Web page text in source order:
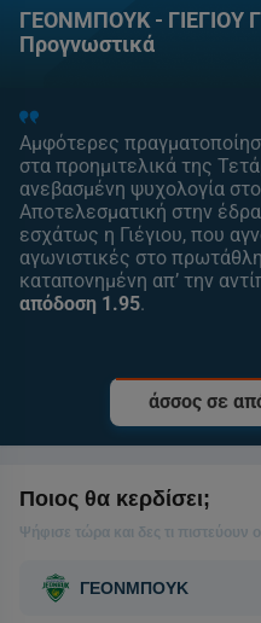
ΓΕΟΝΜΠΟΥΚ - ΓΙΕΓΙΟΥ
Προγνωστικά
Αμφότερες
στα προημιτελικά της
ανεβασμένη ψυχολογία στο
Αποτελεσματική στην
εσχάτως η Γιέγιου, που
αγωνιστικές στο
καταπονημένη απ’ την
απόδοση 1.95.
άσσος σε